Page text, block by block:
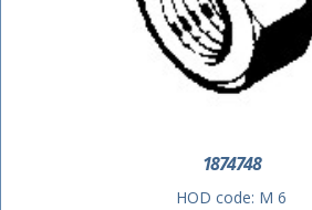
1874748
HOD code: M 6